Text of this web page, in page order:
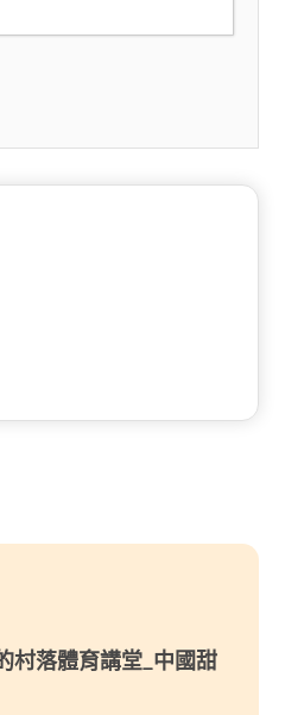
落體育講堂_中國甜